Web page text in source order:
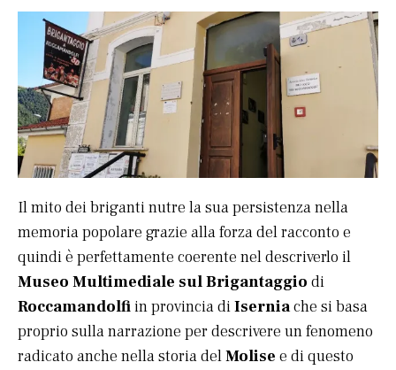
Il mito dei briganti nutre la sua persistenza nella
memoria popolare grazie alla forza del racconto e
quindi è perfettamente coerente nel descriverlo il
Museo Multimediale sul Brigantaggio di
Roccamandolfiin provincia diIserniache si basa
proprio sulla narrazione per descrivere un fenomeno
radicato anche nella storia delMolise e di questo